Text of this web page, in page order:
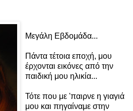
Μεγάλη Εβδομάδα...
Πάντα τέτοια εποχή, μου
έρχονται εικόνες από την
παιδική μου ηλικία...
Τότε που με 'παιρνε η γιαγιά
μου και πηγαίναμε στην